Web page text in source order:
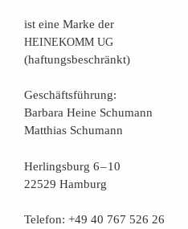
ist eine Mar­ke der
HEINEKOMM UG
(haf­tungs­be­schränkt)
Geschäfts­füh­rung:
Bar­ba­ra Hei­ne Schumann
Mat­thi­as Schumann
Her­lings­burg 6 – 10
22529 Hamburg
Tele­fon: +49 40 767 526 26